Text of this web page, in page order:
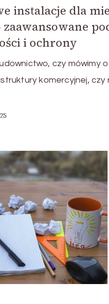
instalacje dla
i ochrony
czy mówimy
komercyjnej, czy